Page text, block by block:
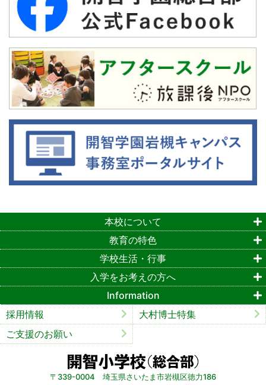
〒339-0004 埼玉県さいたま市岩槻区徳力186
本校について
教育の特色
学校生活・行事
入学をお考えの方へ
Information
採用情報
大村博士特集
ご支援のお願い